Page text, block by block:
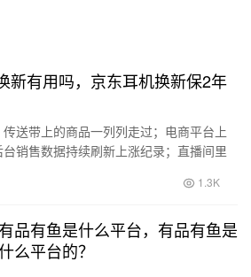
新有用吗，京东耳机换新保2年
送带上的商品一列列走过；电商平台上
销售数据持续刷新上涨纪录；直播间里
1.3K
有品有鱼是什么平台，有品有鱼是
么平台的？